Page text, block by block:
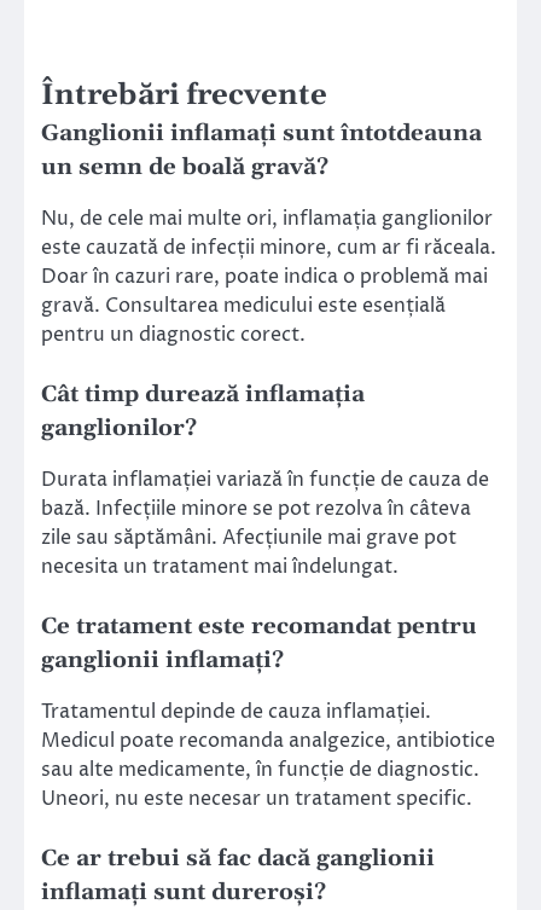
Întrebări frecvente
Ganglionii inflamați sunt întotdeauna
un semn de boală gravă?
Nu, de cele mai multe ori, inflamația ganglionilor
este cauzată de infecții minore, cum ar fi răceala.
Doar în cazuri rare, poate indica o problemă mai
gravă. Consultarea medicului este esențială
pentru un diagnostic corect.
Cât timp durează inflamația
ganglionilor?
Durata inflamației variază în funcție de cauza de
bază. Infecțiile minore se pot rezolva în câteva
zile sau săptămâni. Afecțiunile mai grave pot
necesita un tratament mai îndelungat.
Ce tratament este recomandat pentru
ganglionii inflamați?
Tratamentul depinde de cauza inflamației.
Medicul poate recomanda analgezice, antibiotice
sau alte medicamente, în funcție de diagnostic.
Uneori, nu este necesar un tratament specific.
Ce ar trebui să fac dacă ganglionii
inflamați sunt dureroși?